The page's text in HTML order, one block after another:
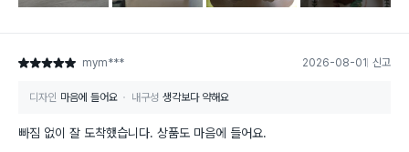
별점 5점 mym*** 2026-08-01 신고
디자인 마음에 들어요 내구성 생각보다 약해요
빠짐 없이 잘 도착했습니다. 상품도 마음에 들어요.